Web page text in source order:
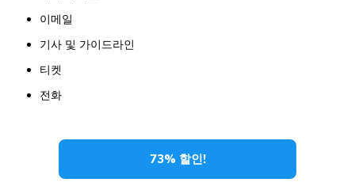
이메일
기사 및 가이드라인
티켓
전화
73% 할인!